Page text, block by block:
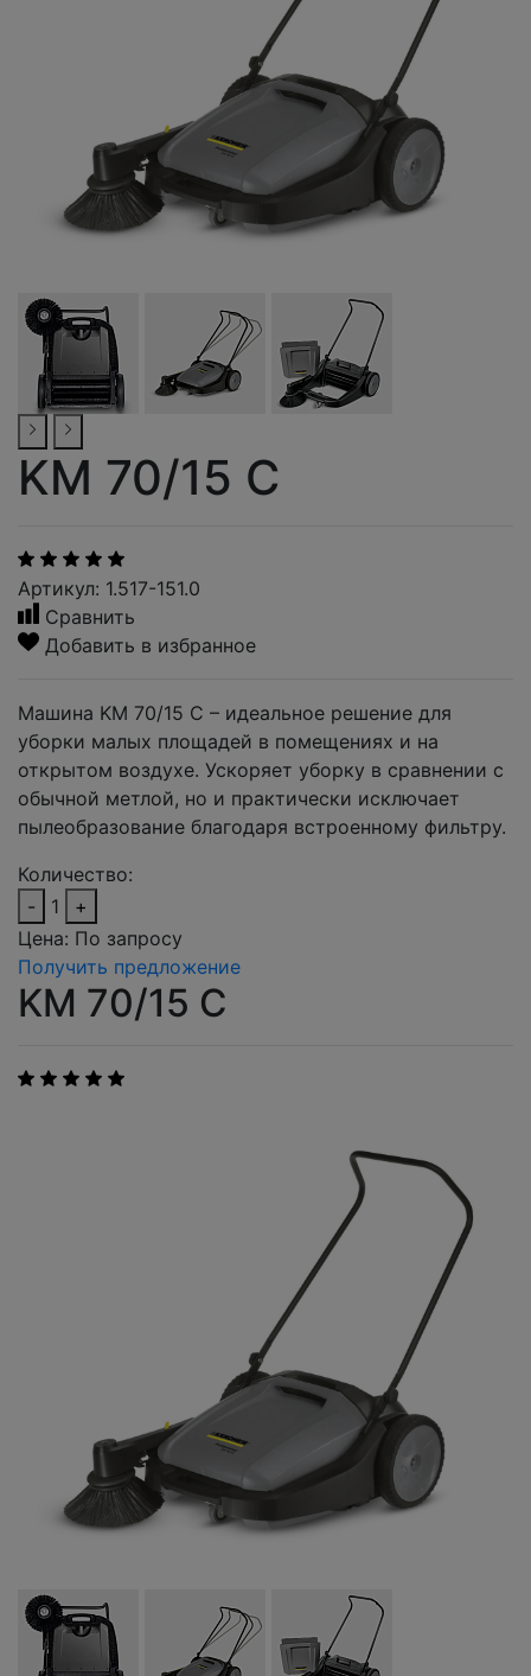
KM 70/15 C
Артикул: 1.517-151.0
Сравнить
Добавить в избранное
Машина KM 70/15 C – идеальное решение для
уборки малых площадей в помещениях и на
открытом воздухе. Ускоряет уборку в сравнении с
обычной метлой, но и практически исключает
пылеобразование благодаря встроенному фильтру.
Количество:
-
1
+
Цена: По запросу
Получить предложение
KM 70/15 C